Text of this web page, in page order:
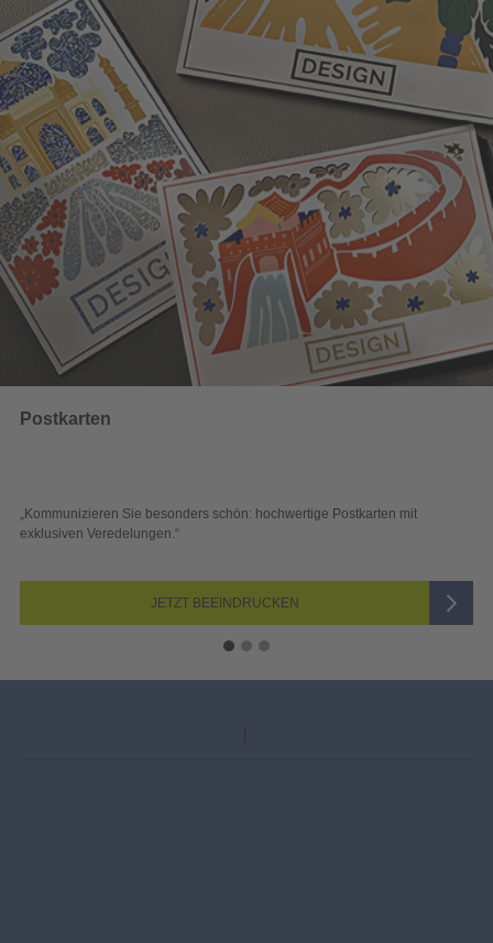
schön: hochwertige Postkarten mit
„Sichtbar und wirkungsvoll –